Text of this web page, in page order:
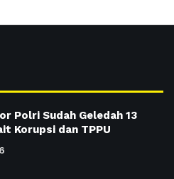
Polri Sudah Geledah 13
Korupsi dan TPPU